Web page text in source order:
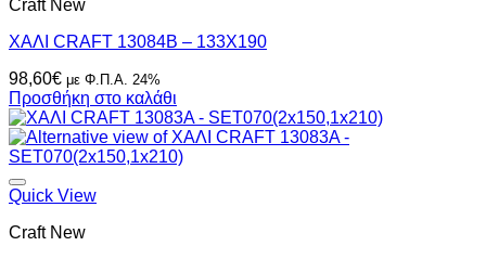
Craft New
ΧΑΛΙ CRAFT 13084B – 133X190
98,60€ με Φ.Π.Α. 24%
Προσθήκη στο καλάθι
Quick View
Craft New